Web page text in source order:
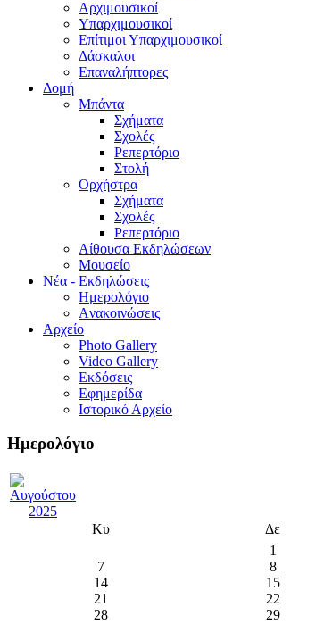
Aρχιμουσικοί
Υπαρχιμουσικοί
Επίτιμοι Υπαρχιμουσικοί
Δάσκαλοι
Επαναλήπτορες
Δομή
Μπάντα
Σχήματα
Σχολές
Ρεπερτόριο
Στολή
Ορχήστρα
Σχήματα
Σχολές
Ρεπερτόριο
Aίθουσα Εκδηλώσεων
Μουσείο
Νέα - Εκδηλώσεις
Ημερολόγιο
Aνακοινώσεις
Αρχείο
Photo Gallery
Video Gallery
Εκδόσεις
Εφημερίδα
Ιστορικό Αρχείο
Ημερολόγιο
Κυ Δε
1
7
8
14
15
21
22
28
29